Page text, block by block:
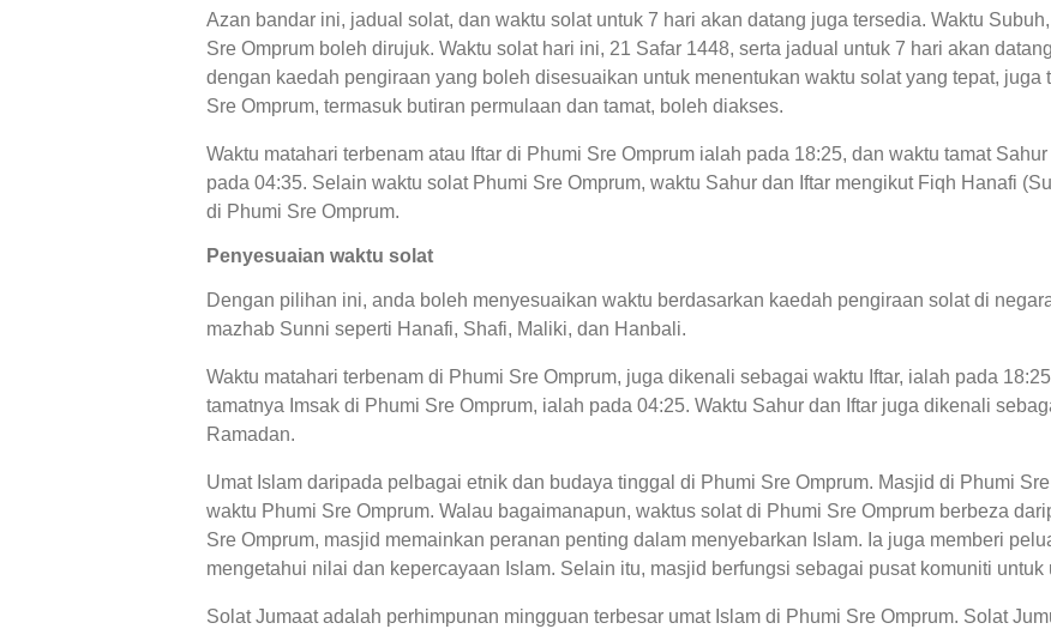
Azan bandar ini, jadual solat, dan waktu solat untuk 7 hari akan datang juga tersedia. Waktu
Sre Omprum boleh dirujuk. Waktu solat hari ini, 21 Safar 1448, serta jadual untuk 7 hari akan
dengan kaedah pengiraan yang boleh disesuaikan untuk menentukan waktu solat yang tepat,
Sre Omprum, termasuk butiran permulaan dan tamat, boleh diakses.
Waktu matahari terbenam atau Iftar di Phumi Sre Omprum ialah pada 18:25, dan waktu tamat
pada 04:35. Selain waktu solat Phumi Sre Omprum, waktu Sahur dan Iftar mengikut Fiqh Hanafi
di Phumi Sre Omprum.
Penyesuaian waktu solat
Dengan pilihan ini, anda boleh menyesuaikan waktu berdasarkan kaedah pengiraan solat di
mazhab Sunni seperti Hanafi, Shafi, Maliki, dan Hanbali.
Waktu matahari terbenam di Phumi Sre Omprum, juga dikenali sebagai waktu Iftar, ialah pada
tamatnya Imsak di Phumi Sre Omprum, ialah pada 04:25. Waktu Sahur dan Iftar juga dikenali
Ramadan.
Umat Islam daripada pelbagai etnik dan budaya tinggal di Phumi Sre Omprum. Masjid di Phumi
waktu Phumi Sre Omprum. Walau bagaimanapun, waktus solat di Phumi Sre Omprum berbeza
Sre Omprum, masjid memainkan peranan penting dalam menyebarkan Islam. Ia juga memberi
mengetahui nilai dan kepercayaan Islam. Selain itu, masjid berfungsi sebagai pusat komuniti untuk
Solat Jumaat adalah perhimpunan mingguan terbesar umat Islam di Phumi Sre Omprum. Solat